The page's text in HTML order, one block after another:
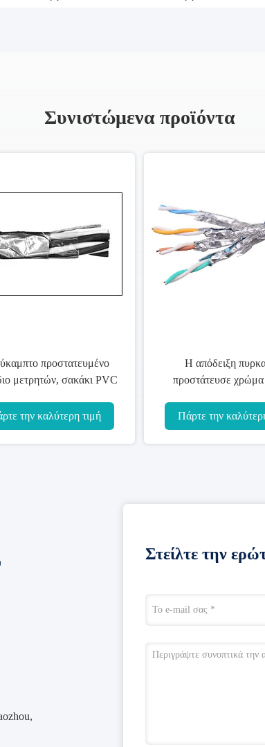
Συνιστώμενα προϊόντα
προστατευμένο
μετρητών, σακάκι PVC
καλωδίων οργάνων
την καλύτερη τιμή
Η απόδειξη
προστάτευσε
γήρανση
Πάρτε την
Στείλτε την